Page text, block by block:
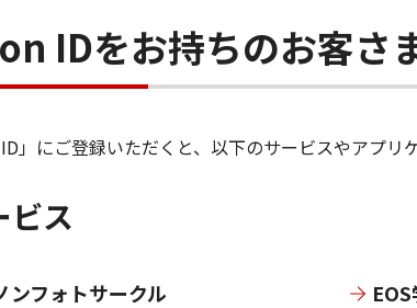
IDをお持ちのお客さ
ID」にご登録いただくと、以下のサービスやアプリ
ビス
ンフォトサークル